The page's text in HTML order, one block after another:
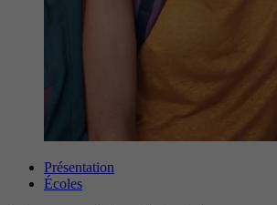
Présentation
Écoles